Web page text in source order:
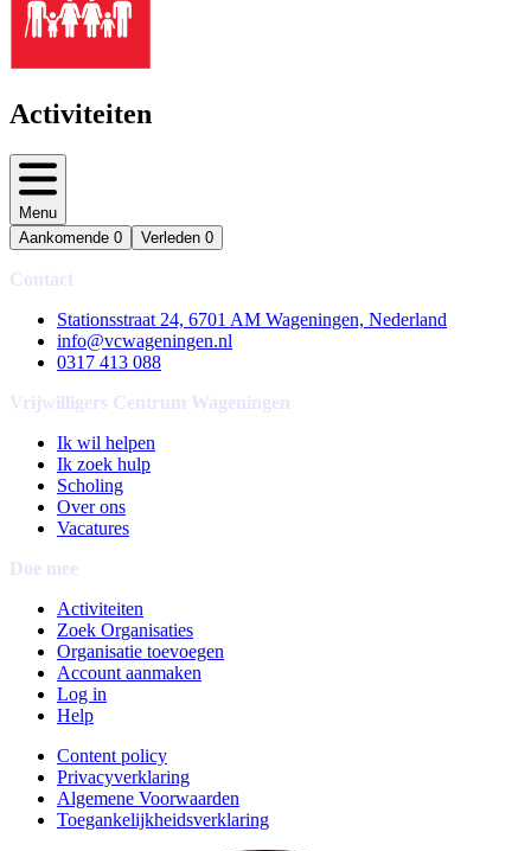
Activiteiten
Menu
Aankomende 0 Verleden 0
Contact
Stationsstraat 24, 6701 AM Wageningen, Nederland
info@vcwageningen.nl
0317 413 088
Vrijwilligers Centrum Wageningen
Ik wil helpen
Ik zoek hulp
Scholing
Over ons
Vacatures
Doe mee
Activiteiten
Zoek Organisaties
Organisatie toevoegen
Account aanmaken
Log in
Help
Content policy
Privacyverklaring
Algemene Voorwaarden
Toegankelijkheidsverklaring